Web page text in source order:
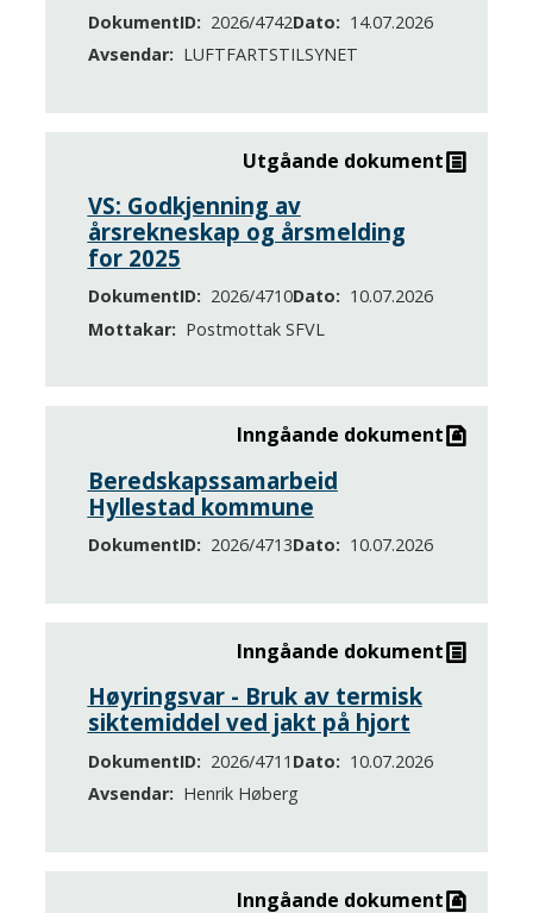
DokumentID 2026/4742Dato
14.07.2026
Avsendar
LUFTFARTSTILSYNET
Utgåande dokument
VS: Godkjenning av
årsrekneskap og årsmelding
for 2025
DokumentID 2026/4710Dato
10.07.2026
Mottakar
Postmottak SFVL
Inngåande dokument
Beredskapssamarbeid
Hyllestad kommune
DokumentID 2026/4713Dato 10.07.2026
Inngåande dokument
Høyringsvar - Bruk av termisk
siktemiddel ved jakt på hjort
DokumentID 2026/4711 Dato
10.07.2026
Avsendar
Henrik Høberg
Inngåande dokument